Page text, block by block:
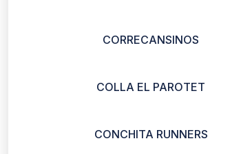
CORRECANSINOS
COLLA EL PAROTET
CONCHITA RUNNERS